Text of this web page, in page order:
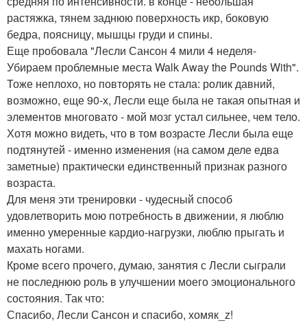
растяжка, тянем заднюю поверхность икр, боковую
бедра, поясницу, мышцы груди и спины.
Еще пробовала "Лесли Сансон 4 мили 4 неделя-
Убираем проблемные места Walk Away the Pounds With".
Тоже неплохо, но повторять не стала: ролик давний,
возможно, еще 90-х, Лесли еще была не такая опытная и
элементов многовато - мой мозг устал сильнее, чем тело.
Хотя можно видеть, что в том возрасте Лесли была еще
подтянутей - именно изменения (на самом деле едва
заметные) практически единственный признак разного
возраста.
Для меня эти тренировки - чудесный способ
удовлетворить мою потребность в движении, я люблю
именно умеренные кардио-нагрузки, люблю прыгать и
махать ногами.
Кроме всего прочего, думаю, занятия с Лесли сыграли
не последнюю роль в улучшении моего эмоционального
состояния. Так что:
Спасибо, Лесли Сансон и спасибо, хомяк_z!